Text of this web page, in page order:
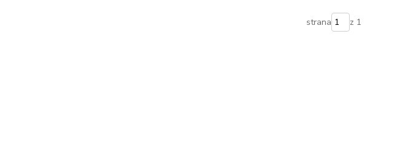
strana z 1